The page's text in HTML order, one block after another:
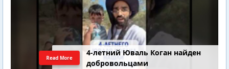
4-летний Юваль Коган найден
добровольцами
Read More